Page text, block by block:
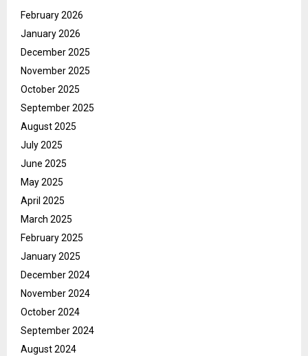
February 2026
January 2026
December 2025
November 2025
October 2025
September 2025
August 2025
July 2025
June 2025
May 2025
April 2025
March 2025
February 2025
January 2025
December 2024
November 2024
October 2024
September 2024
August 2024